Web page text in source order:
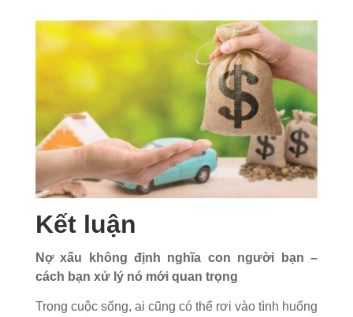
Kết luận
Nợ xấu không định nghĩa con người bạn –
cách bạn xử lý nó mới quan trọng
Trong cuộc sống, ai cũng có thể rơi vào tình huống